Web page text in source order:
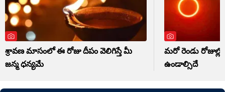
శ్రావణ మాసంలో ఈ రోజు దీపం వెలిగిస్తే మీ
జన్మ ధన్యమే
మరో రెండు రోజుల్లో
ఉండాల్సిదే